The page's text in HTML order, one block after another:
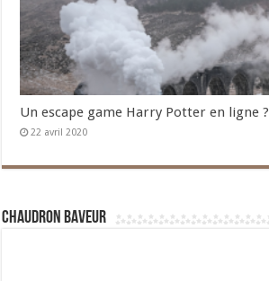
Un escape game Harry Potter en ligne ?
22 avril 2020
Chaudron Baveur